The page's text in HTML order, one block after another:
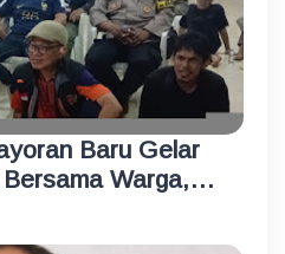
Baru Gelar
Warga,
Jaga